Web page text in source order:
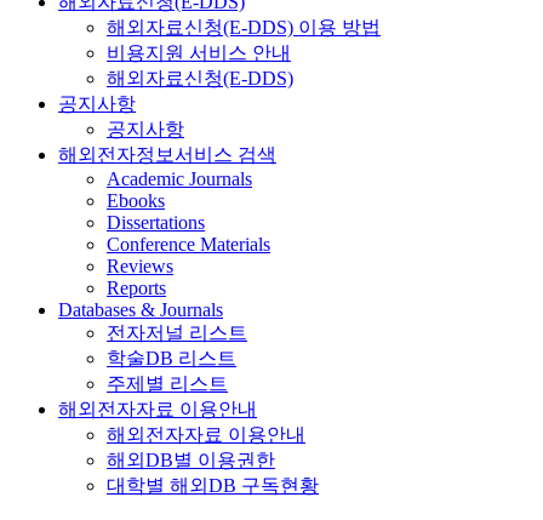
해외자료신청(E-DDS) 이용 방법
비용지원 서비스 안내
해외자료신청(E-DDS)
공지사항
공지사항
해외전자정보서비스 검색
Academic Journals
Ebooks
Dissertations
Conference Materials
Reviews
Reports
Databases & Journals
전자저널 리스트
학술DB 리스트
주제별 리스트
해외전자자료 이용안내
해외전자자료 이용안내
해외DB별 이용권한
대학별 해외DB 구독현황